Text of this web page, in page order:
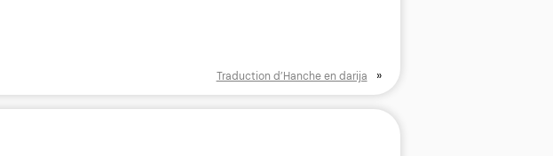
Traduction d’Hanche en darija »